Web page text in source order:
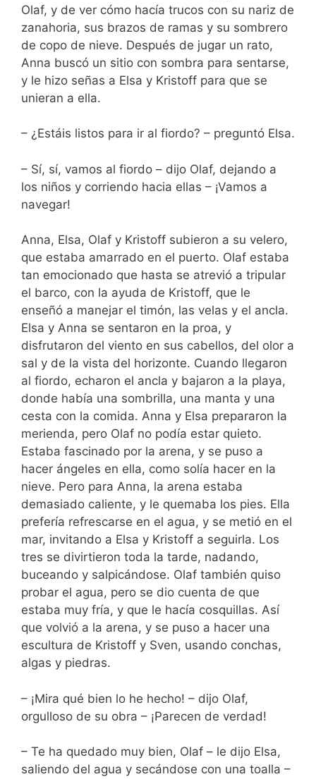
Olaf, y de ver cómo hacía trucos con su nariz de
zanahoria, sus brazos de ramas y su sombrero
de copo de nieve. Después de jugar un rato,
Anna buscó un sitio con sombra para sentarse,
y le hizo señas a Elsa y Kristoff para que se
unieran a ella.
– ¿Estáis listos para ir al fiordo? – preguntó Elsa.
– Sí, sí, vamos al fiordo – dijo Olaf, dejando a
los niños y corriendo hacia ellas – ¡Vamos a
navegar!
Anna, Elsa, Olaf y Kristoff subieron a su velero,
que estaba amarrado en el puerto. Olaf estaba
tan emocionado que hasta se atrevió a tripular
el barco, con la ayuda de Kristoff, que le
enseñó a manejar el timón, las velas y el ancla.
Elsa y Anna se sentaron en la proa, y
disfrutaron del viento en sus cabellos, del olor a
sal y de la vista del horizonte. Cuando llegaron
al fiordo, echaron el ancla y bajaron a la playa,
donde había una sombrilla, una manta y una
cesta con la comida. Anna y Elsa prepararon la
merienda, pero Olaf no podía estar quieto.
Estaba fascinado por la arena, y se puso a
hacer ángeles en ella, como solía hacer en la
nieve. Pero para Anna, la arena estaba
demasiado caliente, y le quemaba los pies. Ella
prefería refrescarse en el agua, y se metió en el
mar, invitando a Elsa y Kristoff a seguirla. Los
tres se divirtieron toda la tarde, nadando,
buceando y salpicándose. Olaf también quiso
probar el agua, pero se dio cuenta de que
estaba muy fría, y que le hacía cosquillas. Así
que volvió a la arena, y se puso a hacer una
escultura de Kristoff y Sven, usando conchas,
algas y piedras.
– ¡Mira qué bien lo he hecho! – dijo Olaf,
orgulloso de su obra – ¡Parecen de verdad!
– Te ha quedado muy bien, Olaf – le dijo Elsa,
saliendo del agua y secándose con una toalla –